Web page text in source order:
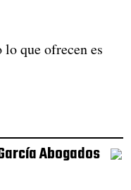
que ofrecen es
Abogados